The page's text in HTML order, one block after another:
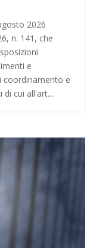
2026
n. 141, che
e
coordinamento e
cui all'art....